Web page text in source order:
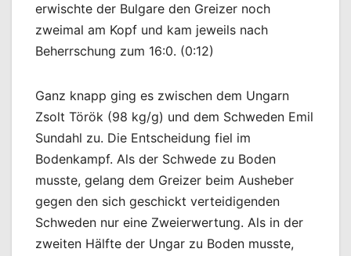
erwischte der Bulgare den Greizer noch
zweimal am Kopf und kam jeweils nach
Beherrschung zum 16:0. (0:12)
Ganz knapp ging es zwischen dem Ungarn
Zsolt Török (98 kg/g) und dem Schweden Emil
Sundahl zu. Die Entscheidung fiel im
Bodenkampf. Als der Schwede zu Boden
musste, gelang dem Greizer beim Ausheber
gegen den sich geschickt verteidigenden
Schweden nur eine Zweierwertung. Als in der
zweiten Hälfte der Ungar zu Boden musste,